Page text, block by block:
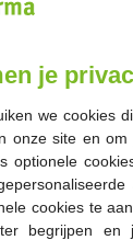
je
we cookies
onze site en om
optionele
cookies te
begrijpen en